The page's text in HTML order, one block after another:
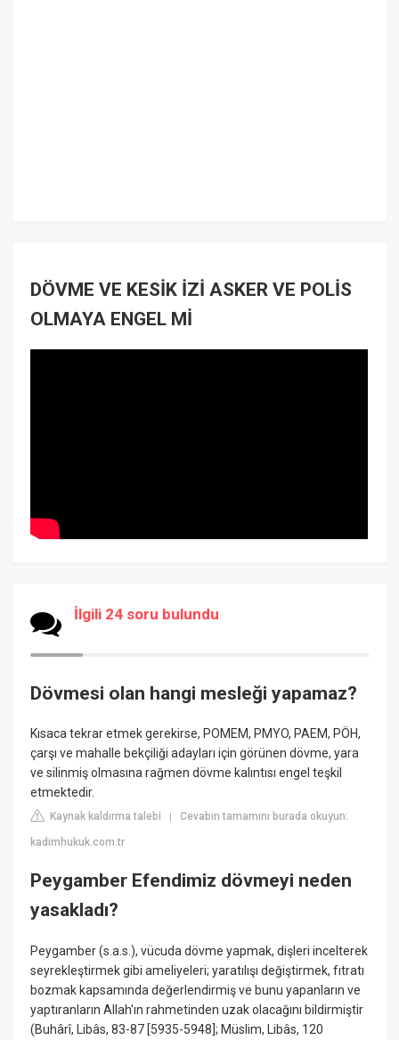
DÖVME VE KESİK İZİ ASKER VE POLİS
OLMAYA ENGEL Mİ
İlgili 24 soru bulundu
Dövmesi olan hangi mesleği yapamaz?
Kısaca tekrar etmek gerekirse, POMEM, PMYO, PAEM, PÖH,
çarşı ve mahalle bekçiliği adayları için görünen dövme, yara
ve silinmiş olmasına rağmen dövme kalıntısı engel teşkil
etmektedir.
Kaynak kaldırma talebi |Cevabın tamamını burada okuyun:
kadimhukuk.com.tr
Peygamber Efendimiz dövmeyi neden
yasakladı?
Peygamber (s.a.s.), vücuda dövme yapmak, dişleri incelterek
seyrekleştirmek gibi ameliyeleri; yaratılışı değiştirmek, fıtratı
bozmak kapsamında değerlendirmiş ve bunu yapanların ve
yaptıranların Allah'ın rahmetinden uzak olacağını bildirmiştir
(Buhârî, Libâs, 83-87 [5935-5948]; Müslim, Libâs, 120